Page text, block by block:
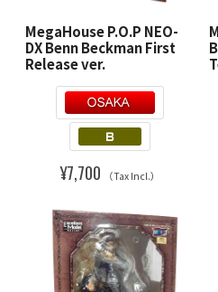
MegaHouse P.O.P NEO-
DX Benn Beckman First
Release ver.
¥7,700 （Tax Incl.）